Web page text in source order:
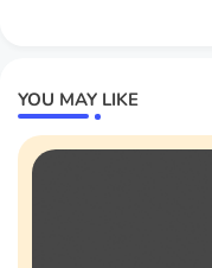
YOU MAY LIKE